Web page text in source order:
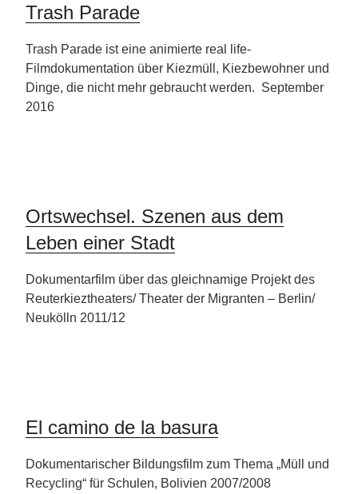
Trash Parade
Trash Parade ist eine animierte real life-
Filmdokumentation über Kiezmüll, Kiezbewohner und
Dinge, die nicht mehr gebraucht werden. September
2016
Ortswechsel. Szenen aus dem
Leben einer Stadt
Dokumentarfilm über das gleichnamige Projekt des
Reuterkieztheaters/ Theater der Migranten – Berlin/
Neukölln 2011/12
El camino de la basura
Dokumentarischer Bildungsfilm zum Thema „Müll und
Recycling“ für Schulen, Bolivien 2007/2008